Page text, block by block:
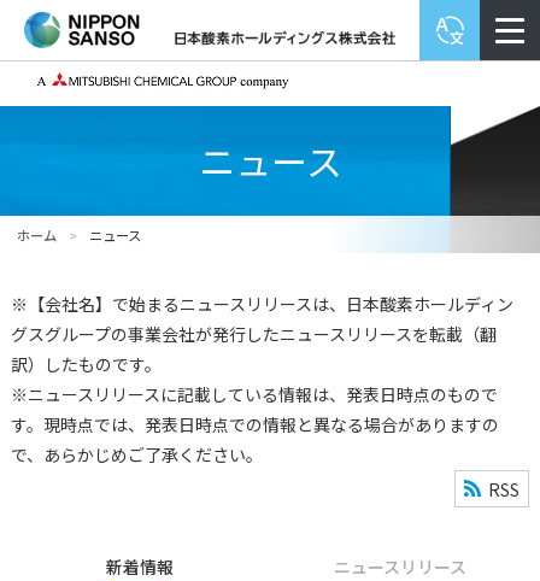
ニュース
ホーム > ニュース
※【会社名】で始まるニュースリリースは、日本酸素ホールディン
グスグループの事業会社が発行したニュースリリースを転載（翻
訳）したものです。
※ニュースリリースに記載している情報は、発表日時点のもので
す。現時点では、発表日時点での情報と異なる場合がありますの
で、あらかじめご了承ください。
RSS
新着情報
ニュースリリース